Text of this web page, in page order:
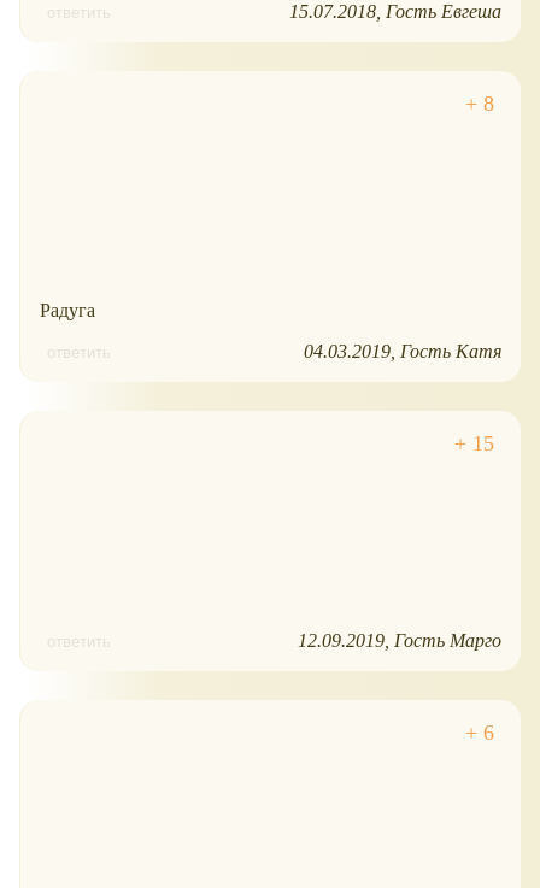
ответить 15.07.2018 Гость Евгеша
Радуга
ответить 04.03.2019 Гость Катя
ответить 12.09.2019 Гость Марго